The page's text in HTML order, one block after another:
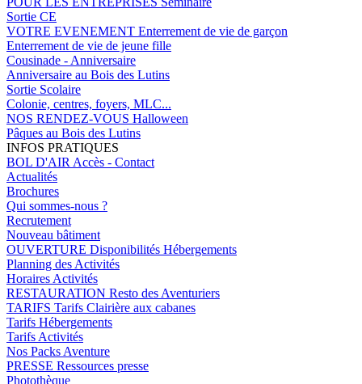
Sortie CE
VOTRE EVENEMENT Enterrement de vie de garçon
Enterrement de vie de jeune fille
Cousinade - Anniversaire
Anniversaire au Bois des Lutins
Sortie Scolaire
Colonie, centres, foyers, MLC...
NOS RENDEZ-VOUS Halloween
Pâques au Bois des Lutins
INFOS PRATIQUES
BOL D'AIR Accès - Contact
Actualités
Brochures
Qui sommes-nous ?
Recrutement
Nouveau bâtiment
OUVERTURE Disponibilités Hébergements
Planning des Activités
Horaires Activités
RESTAURATION Resto des Aventuriers
TARIFS Tarifs Clairière aux cabanes
Tarifs Hébergements
Tarifs Activités
Nos Packs Aventure
PRESSE Ressources presse
Photothèque